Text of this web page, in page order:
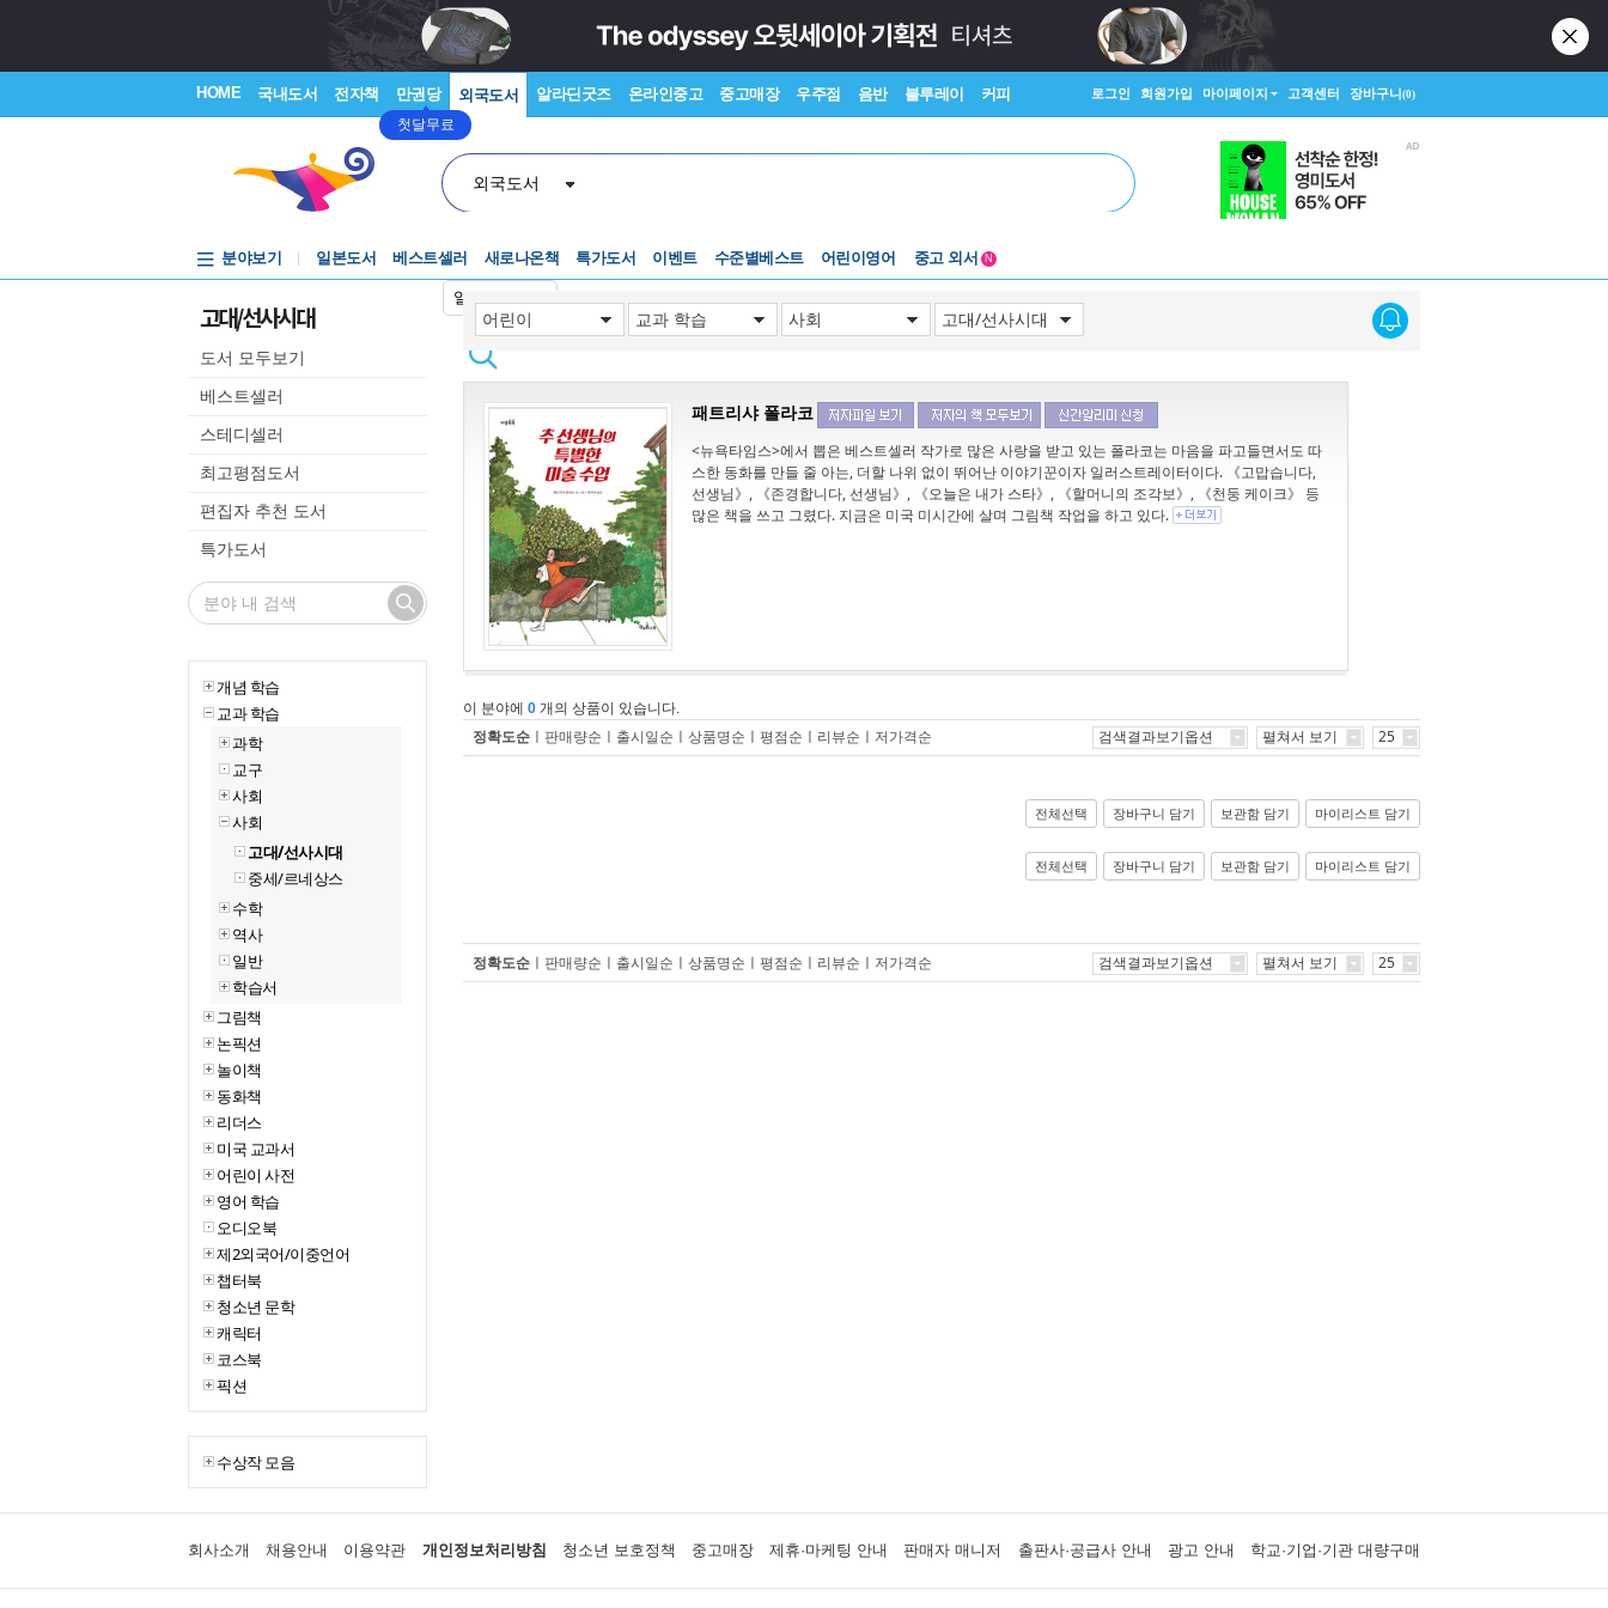
HOME 국내도서 전자책 만권당
첫달무료
외국도서 알라딘굿즈 온라인중고 중고매장 우주점 음반 블루레이 커피 로그인 회원가입 마이페이지 고객센터 장바구니(0)
외국도서
일본어입력기
분야보기 일본도서 베스트셀러 새로나온책 특가도서 이벤트
수준별베스트
수준별베스트
어린이영어
중고 외서
중고 외서
N
고대/선사시대
도서 모두보기
베스트셀러
스테디셀러
최고평점도서
편집자 추천 도서
특가도서
개념 학습
교과 학습
과학
교구
사회
사회
고대/선사시대
중세/르네상스
수학
역사
일반
학습서
그림책
논픽션
놀이책
동화책
리더스
미국 교과서
어린이 사전
영어 학습
오디오북
제2외국어/이중언어
챕터북
청소년 문학
캐릭터
코스북
픽션
수상작 모음
패트리샤 폴라코
<뉴욕타임스>에서 뽑은 베스트셀러 작가로 많은 사랑을 받고 있는 폴라코는 마음을 파고들면서도 따
스한 동화를 만들 줄 아는, 더할 나위 없이 뛰어난 이야기꾼이자 일러스트레이터이다. 《고맙습니다,
선생님》, 《존경합니다, 선생님》, 《오늘은 내가 스타》, 《할머니의 조각보》, 《천둥 케이크》 등
많은 책을 쓰고 그렸다. 지금은 미국 미시간에 살며 그림책 작업을 하고 있다.
이 분야에 0 개의 상품이 있습니다.
정확도순 ㅣ 판매량순 ㅣ 출시일순 ㅣ 상품명순 ㅣ 평점순 ㅣ 리뷰순 ㅣ 저가격순 검색결과보기옵션 펼쳐서 보기 25
전체선택 장바구니 담기 보관함 담기 마이리스트 담기
전체선택 장바구니 담기 보관함 담기 마이리스트 담기
정확도순 ㅣ 판매량순 ㅣ 출시일순 ㅣ 상품명순 ㅣ 평점순 ㅣ 리뷰순 ㅣ 저가격순 검색결과보기옵션 펼쳐서 보기 25
회사소개 채용안내 이용약관 개인정보처리방침 청소년 보호정책 중고매장 제휴·마케팅 안내 판매자 매니저 출판사·공급사 안내 광고 안내 학교·기업·기관 대량구매